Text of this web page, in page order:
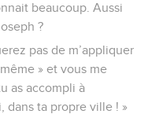
beaucoup. Aussi
?
pas de m’appliquer
» et vous me
as accompli à
dans ta propre ville ! »